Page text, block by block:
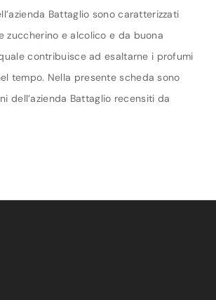
Battaglio sono caratterizzati
zuccherino e alcolico e da buona
contribuisce ad esaltarne i profumi
tempo. Nella presente scheda sono
dell’azienda Battaglio recensiti da